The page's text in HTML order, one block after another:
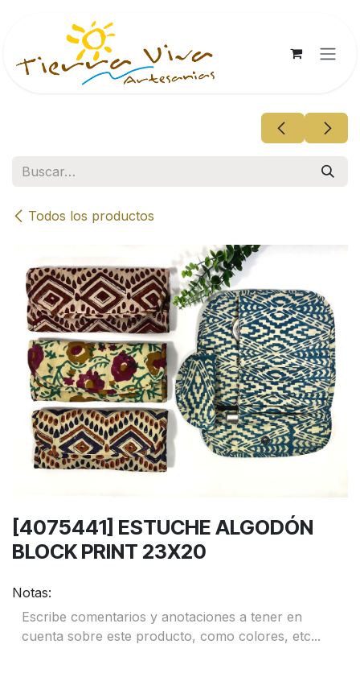
Todos los productos
[4075441] ESTUCHE ALGODÓN
BLOCK PRINT 23X20
Notas: